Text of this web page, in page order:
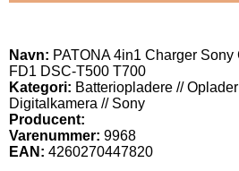
Navn: PATONA 4in1 Charger
FD1 DSC-T500 T700
Kategori: Batteriopladere //
Digitalkamera // Sony
Producent:
Varenummer: 9968
EAN: 4260270447820